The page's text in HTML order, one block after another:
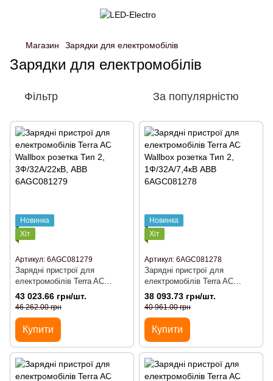
Магазин Зарядки для електромобілів
Зарядки для електромобілів
Фільтр За популярністю
Новинка
Хіт
Артикул: 6AGC081279
Зарядні пристрої для
електромобілів Terra AC
Wallbox розетка Тип 2,
3Ф/32A/22кВ, ABB
43 023.66 грн/шт.
46 262.00 грн
Купити
Новинка
Хіт
Артикул: 6AGC081278
Зарядні пристрої для
електромобілів Terra AC
Wallbox розетка Тип 2,
1Ф/32A/7,4кВ ABB
38 093.73 грн/шт.
40 961.00 грн
Купити